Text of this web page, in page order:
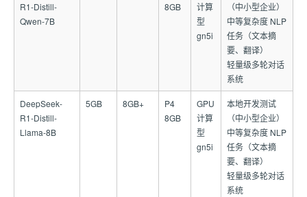
R1-Distill-
Qwen-7B
8GB
计算
型
gn5i
（中小型企业）
中等复杂度 NLP
任务（文本摘
要、翻译）
轻量级多轮对话
系统
DeepSeek-
R1-Distill-
Llama-8B
5GB 8GB+
P4
8GB
GPU
计算
型
gn5i
本地开发测试
（中小型企业）
中等复杂度 NLP
任务（文本摘
要、翻译）
轻量级多轮对话
系统